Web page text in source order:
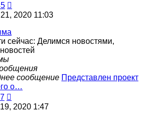
к2020 11:03
сейчас: Делимся новостями,
сообщение Представлен проект
о…
к
2020 1:47